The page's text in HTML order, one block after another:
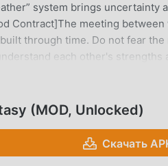
system brings uncertainty
Contract]The meeting
through time. Do not fear
each other's
a natural part of life.PLEASE
purchases in the settings of
"read the contents of your SD
or issues with the game
(MOD, Unlocked)
Скачать